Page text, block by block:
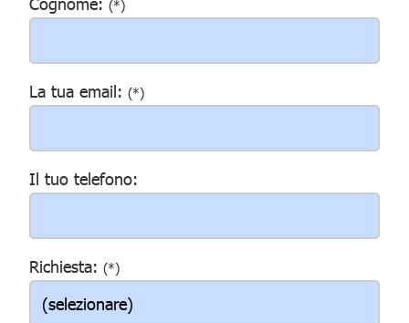
(*)
La tua email: (*)
Il tuo telefono:
Richiesta: (*)